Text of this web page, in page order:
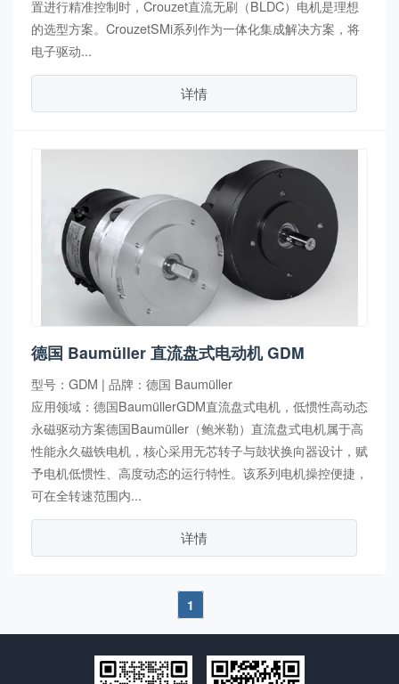
置进行精准控制时，Crouzet直流无刷（BLDC）电机是理想
的选型方案。CrouzetSMi系列作为一体化集成解决方案，将
电子驱动...
详情
德国 Baumüller 直流盘式电动机 GDM
型号：GDM | 品牌：德国 Baumüller
应用领域：德国BaumüllerGDM直流盘式电机，低惯性高动态
永磁驱动方案德国Baumüller（鲍米勒）直流盘式电机属于高
性能永久磁铁电机，核心采用无芯转子与鼓状换向器设计，赋
予电机低惯性、高度动态的运行特性。该系列电机操控便捷，
可在全转速范围内...
详情
1